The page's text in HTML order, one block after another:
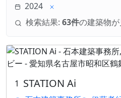
2024
検索結果: 63件の建築物
1 STATION Ai